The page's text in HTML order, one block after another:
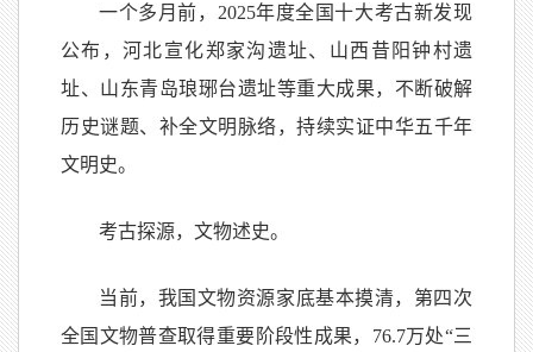
一个多月前，2025年度全国十大考古新发现
公布，河北宣化郑家沟遗址、山西昔阳钟村遗
址、山东青岛琅琊台遗址等重大成果，不断破解
历史谜题、补全文明脉络，持续实证中华五千年
文明史。
考古探源，文物述史。
当前，我国文物资源家底基本摸清，第四次
全国文物普查取得重要阶段性成果，76.7万处“三